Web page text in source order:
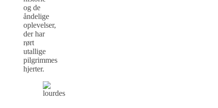
og de
åndelige
oplevelser,
der har
rørt
utallige
pilgrimmes
hjerter.